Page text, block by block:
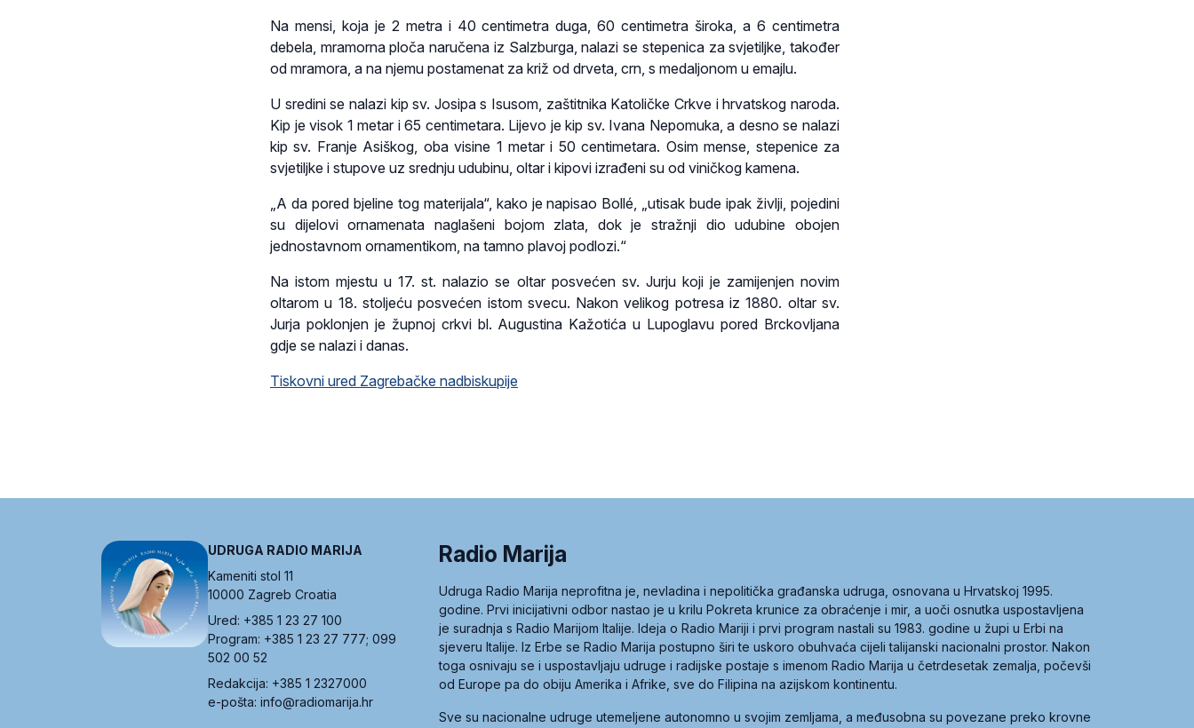
Na mensi, koja je 2 metra i 40 centimetra duga, 60 centimetra široka, a 6 centimetra
debela, mramorna ploča naručena iz Salzburga, nalazi se stepenica za svjetiljke, također
od mramora, a na njemu postamenat za križ od drveta, crn, s medaljonom u emajlu.
U sredini se nalazi kip sv. Josipa s Isusom, zaštitnika Katoličke Crkve i hrvatskog naroda.
Kip je visok 1 metar i 65 centimetara. Lijevo je kip sv. Ivana Nepomuka, a desno se nalazi
kip sv. Franje Asiškog, oba visine 1 metar i 50 centimetara. Osim mense, stepenice za
svjetiljke i stupove uz srednju udubinu, oltar i kipovi izrađeni su od viničkog kamena.
„A da pored bjeline tog materijala“, kako je napisao Bollé, „utisak bude ipak življi, pojedini
su dijelovi ornamenata naglašeni bojom zlata, dok je stražnji dio udubine obojen
jednostavnom ornamentikom, na tamno plavoj podlozi.“
Na istom mjestu u 17. st. nalazio se oltar posvećen sv. Jurju koji je zamijenjen novim
oltarom u 18. stoljeću posvećen istom svecu. Nakon velikog potresa iz 1880. oltar sv.
Jurja poklonjen je župnoj crkvi bl. Augustina Kažotića u Lupoglavu pored Brckovljana
gdje se nalazi i danas.
Tiskovni ured Zagrebačke nadbiskupije
UDRUGA RADIO MARIJA
Kameniti stol 11
10000 Zagreb Croatia
Ured: +385 1 23 27 100
Program: +385 1 23 27 777; 099
502 00 52
Redakcija: +385 1 2327000
e-pošta: info@radiomarija.hr
Radio Marija
Udruga Radio Marija neprofitna je, nevladina i nepolitička građanska udruga, osnovana u Hrvatskoj 1995.
godine. Prvi inicijativni odbor nastao je u krilu Pokreta krunice za obraćenje i mir, a uoči osnutka uspostavljena
je suradnja s Radio Marijom Italije. Ideja o Radio Mariji i prvi program nastali su 1983. godine u župi u Erbi na
sjeveru Italije. Iz Erbe se Radio Marija postupno širi te uskoro obuhvaća cijeli talijanski nacionalni prostor. Nakon
toga osnivaju se i uspostavljaju udruge i radijske postaje s imenom Radio Marija u četrdesetak zemalja, počevši
od Europe pa do obiju Amerika i Afrike, sve do Filipina na azijskom kontinentu.
Sve su nacionalne udruge utemeljene autonomno u svojim zemljama, a međusobna su povezane preko krovne